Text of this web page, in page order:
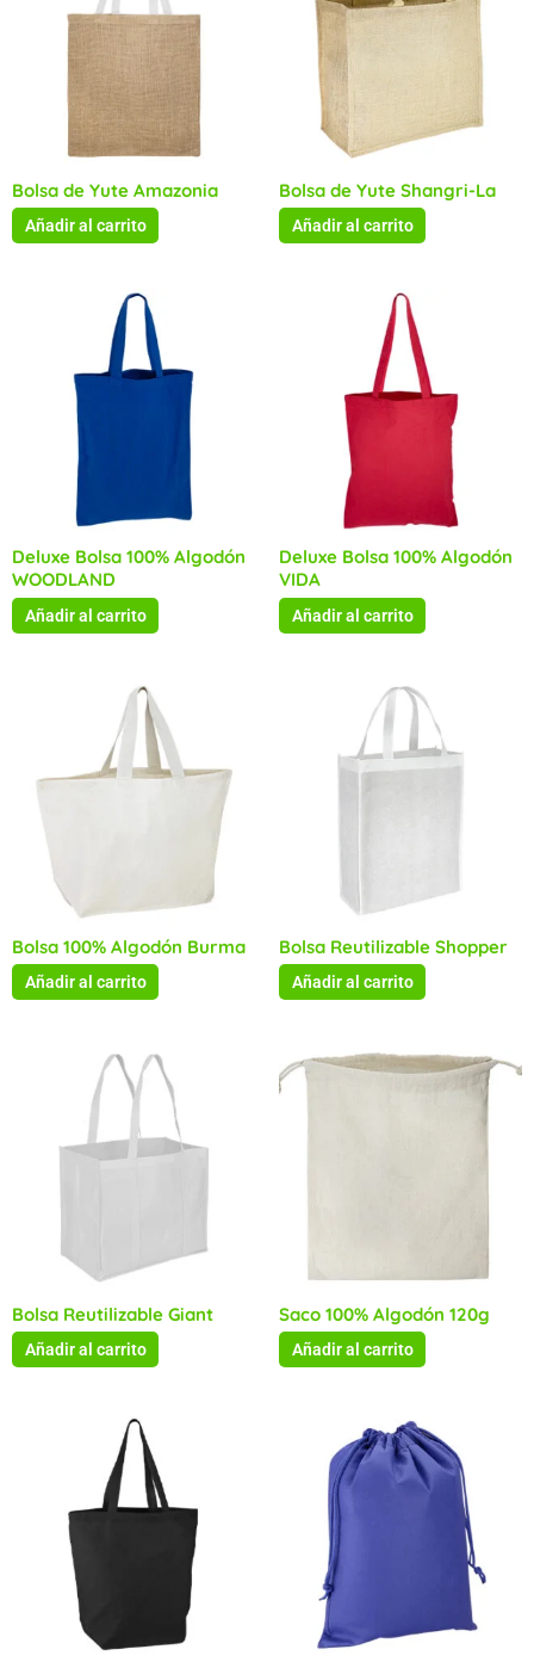
Bolsa de Yute Amazonia
Añadir al carrito
Bolsa de Yute Shangri-La
Añadir al carrito
Deluxe Bolsa 100% Algodón
WOODLAND
Añadir al carrito
Deluxe Bolsa 100% Algodón
VIDA
Añadir al carrito
Bolsa 100% Algodón Burma
Añadir al carrito
Bolsa Reutilizable Shopper
Añadir al carrito
Bolsa Reutilizable Giant
Añadir al carrito
Saco 100% Algodón 120g
Añadir al carrito